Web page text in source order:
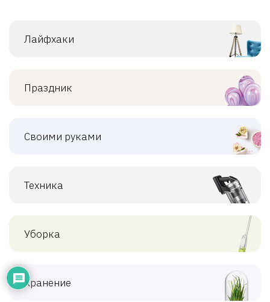
Лайфхаки
Праздник
Своими руками
Техника
Уборка
Хранение